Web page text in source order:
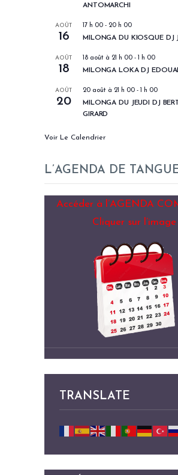
ANTOMARCHI
AOÛT
16
17 h 00 - 20 h 00
MILONGA DU KIOSQUE DJ
AOÛT
18
18 août à 21 h 00 - 1 h 00
MILONGA LOKA DJ
AOÛT
20
20 août à 21 h 00 - 1 h 00
MILONGA DU JEUDI DJ
GIRARD
Voir Le Calendrier
L’AGENDA DE
Accéder à l’AGENDA
Cliquer sur l’image
TRANSLATE